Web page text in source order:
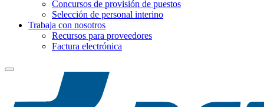
Concursos de provisión de puestos
Selección de personal interino
Trabaja con nosotros
Recursos para proveedores
Factura electrónica